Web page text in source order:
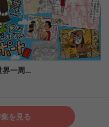
界一周...
を見る